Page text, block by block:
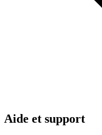
Aide et support